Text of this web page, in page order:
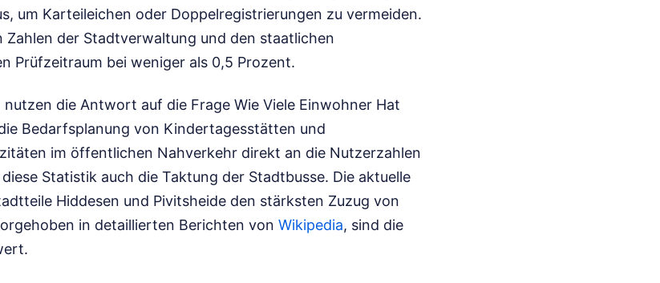
um Karteileichen oder Doppelregistrierungen zu vermeiden.
Zahlen der Stadtverwaltung und den staatlichen
Prüfzeitraum bei weniger als 0,5 Prozent.
die Antwort auf die Frage Wie Viele Einwohner Hat
Bedarfsplanung von Kindertagesstätten und
im öffentlichen Nahverkehr direkt an die Nutzerzahlen
Statistik auch die Taktung der Stadtbusse. Die aktuelle
Hiddesen und Pivitsheide den stärksten Zuzug von
in detaillierten Berichten von Wikipedia, sind die